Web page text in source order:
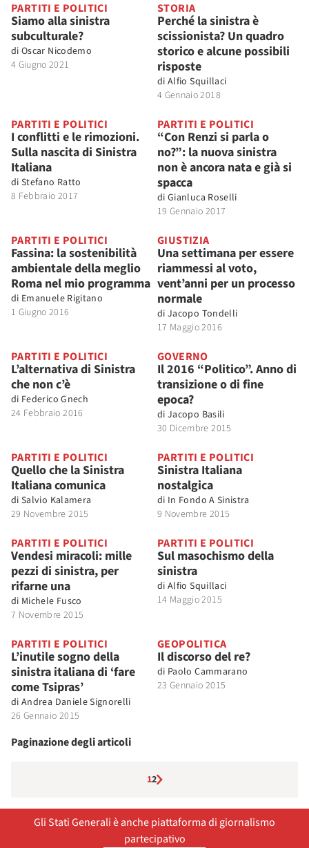
PARTITI E POLITICI
Siamo alla sinistra
subculturale?
di Oscar Nicodemo
4 Giugno 2021
STORIA
Perché la sinistra è
scissionista? Un quadro
storico e alcune possibili
risposte
di Alfio Squillaci
4 Gennaio 2018
PARTITI E POLITICI
I conflitti e le rimozioni.
Sulla nascita di Sinistra
Italiana
di Stefano Ratto
8 Febbraio 2017
PARTITI E POLITICI
“Con Renzi si parla o
no?”: la nuova sinistra
non è ancora nata e già si
spacca
di Gianluca Roselli
19 Gennaio 2017
PARTITI E POLITICI
Fassina: la sostenibilità
ambientale della meglio
Roma nel mio programma
di Emanuele Rigitano
1 Giugno 2016
GIUSTIZIA
Una settimana per essere
riammessi al voto,
vent’anni per un processo
normale
di Jacopo Tondelli
17 Maggio 2016
PARTITI E POLITICI
L’alternativa di Sinistra
che non c’è
di Federico Gnech
24 Febbraio 2016
GOVERNO
Il 2016 “Politico”. Anno di
transizione o di fine
epoca?
di Jacopo Basili
30 Dicembre 2015
PARTITI E POLITICI
Quello che la Sinistra
Italiana comunica
di Salvio Kalamera
29 Novembre 2015
PARTITI E POLITICI
Sinistra Italiana
nostalgica
di In Fondo A Sinistra
9 Novembre 2015
PARTITI E POLITICI
Vendesi miracoli: mille
pezzi di sinistra, per
rifarne una
di Michele Fusco
7 Novembre 2015
PARTITI E POLITICI
Sul masochismo della
sinistra
di Alfio Squillaci
14 Maggio 2015
PARTITI E POLITICI
L’inutile sogno della
sinistra italiana di ‘fare
come Tsipras’
di Andrea Daniele Signorelli
26 Gennaio 2015
GEOPOLITICA
Il discorso del re?
di Paolo Cammarano
23 Gennaio 2015
Paginazione degli articoli
12
Gli Stati Generali è anche piattaforma di giornalismo
partecipativo